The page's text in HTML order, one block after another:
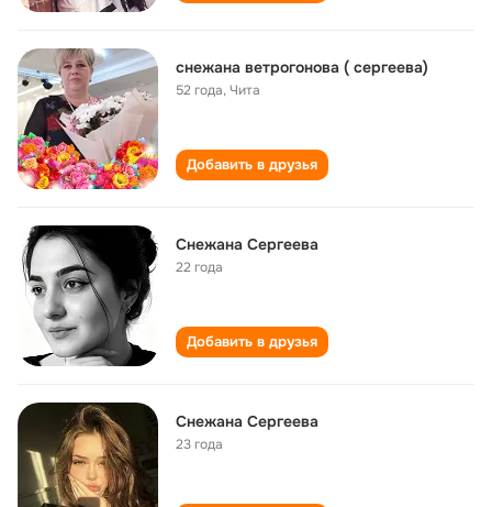
снежана ветрогонова ( сергеева)
52 года,Чита
Добавить в друзья
Снежана Сергеева
22 года
Добавить в друзья
Снежана Сергеева
23 года